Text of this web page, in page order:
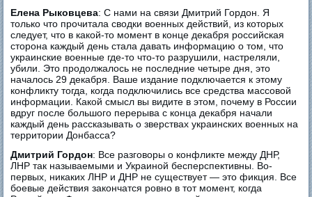
Елена Рыковцева: С нами на связи Дмитрий Гордон. Я
только что прочитала сводки военных действий, из которых
следует, что в какой-то момент в конце декабря российская
сторона каждый день стала давать информацию о том, что
украинские военные где-то что-то разрушили, настреляли,
убили. Это продолжалось не последние четыре дня, это
началось 29 декабря. Ваше издание подключается к этому
конфликту тогда, когда подключились все средства массовой
информации. Какой смысл вы видите в этом, почему в России
вдруг после большого перерыва с конца декабря начали
каждый день рассказывать о зверствах украинских военных на
территории Донбасса?
Дмитрий Гордон: Все разговоры о конфликте между ДНР,
ЛНР так называемыми и Украиной бесперспективны. Во-
первых, никаких ЛНР и ДНР не существует — это фикция. Все
боевые действия закончатся ровно в тот момент, когда